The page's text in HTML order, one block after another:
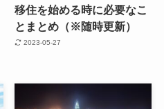
移住を始める時に必要なこ
とまとめ（※随時更新）
2023-05-27